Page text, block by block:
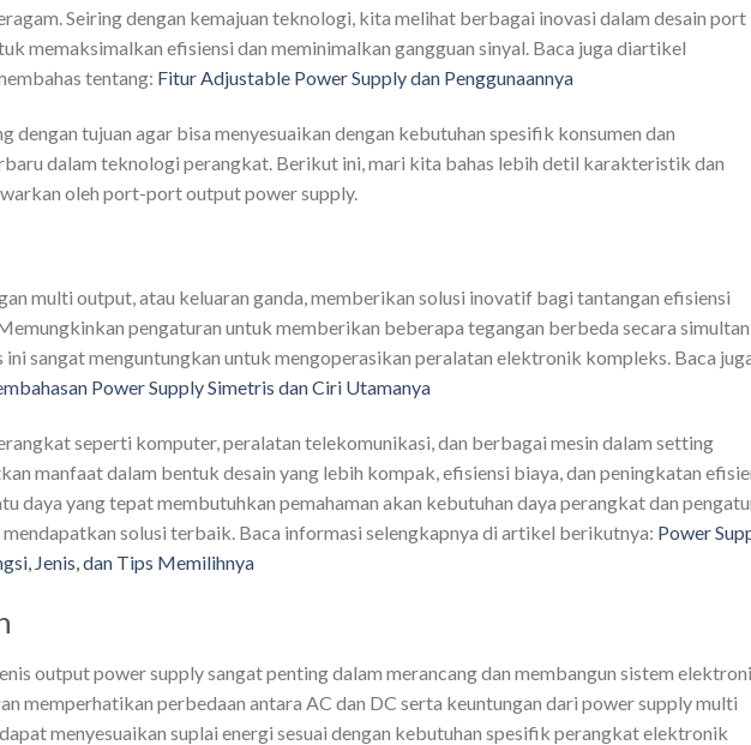
Seiring dengan kemajuan teknologi, kita melihat berbagai inovasi dalam desain port
memaksimalkan efisiensi dan meminimalkan gangguan sinyal. Baca juga diartikel
tentang: Fitur Adjustable Power Supply dan Penggunaannya
dengan tujuan agar bisa menyesuaikan dengan kebutuhan spesifik konsumen dan
dalam teknologi perangkat. Berikut ini, mari kita bahas lebih detil karakteristik dan
oleh port-port output power supply.
multi output, atau keluaran ganda, memberikan solusi inovatif bagi tantangan efisiensi
pengaturan untuk memberikan beberapa tegangan berbeda secara
ini sangat menguntungkan untuk mengoperasikan peralatan elektronik kompleks. Baca
Power Supply Simetris dan Ciri Utamanya
seperti komputer, peralatan telekomunikasi, dan berbagai mesin dalam setting
manfaat dalam bentuk desain yang lebih kompak, efisiensi biaya, dan peningkatan
daya yang tepat membutuhkan pemahaman akan kebutuhan daya perangkat dan
solusi terbaik. Baca informasi selengkapnya di artikel berikutnya: Power
Jenis, dan Tips Memilihnya
output power supply sangat penting dalam merancang dan membangun sistem
memperhatikan perbedaan antara AC dan DC serta keuntungan dari power supply multi
menyesuaikan suplai energi sesuai dengan kebutuhan spesifik perangkat elektronik